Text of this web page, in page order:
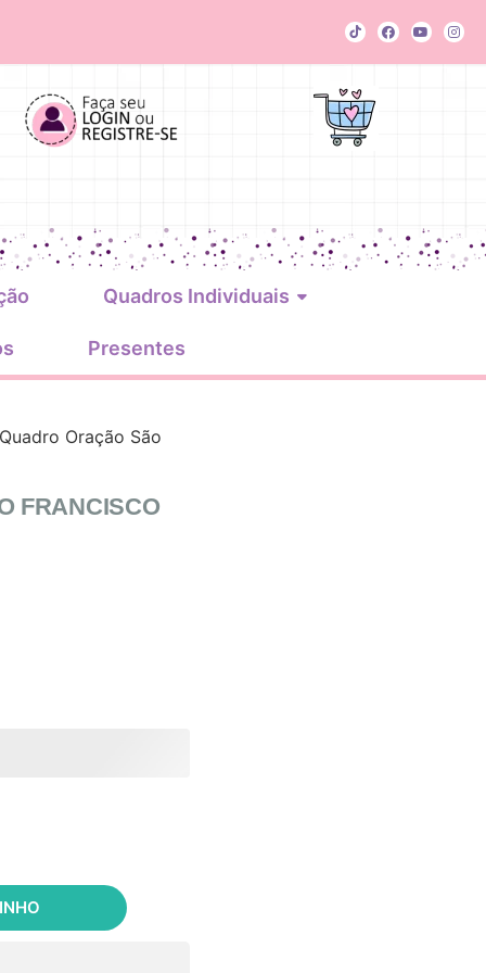
Quadros Individuais
Presentes
Oração São
FRANCISCO